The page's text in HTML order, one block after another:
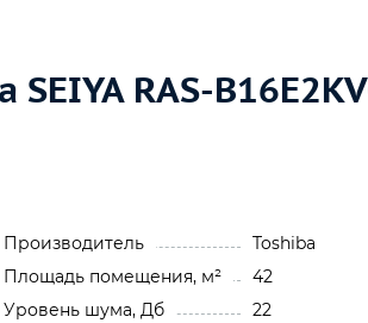
RAS-
Производитель
Toshiba
Площадь помещения, м²
42
Уровень шума, Дб
22